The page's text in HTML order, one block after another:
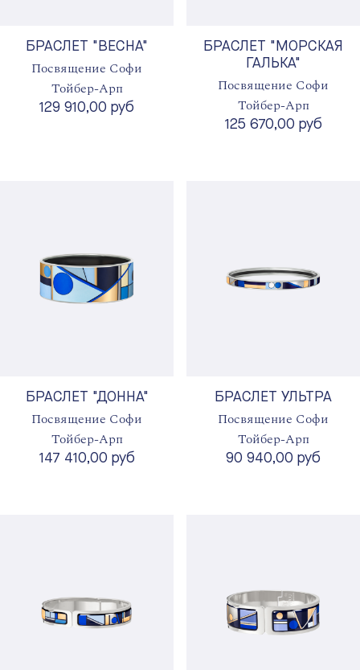
БРАСЛЕТ "ВЕСНА"
Посвящение Софи
Тойбер-Арп
129 910,00 руб
БРАСЛЕТ "МОРСКАЯ
ГАЛЬКА"
Посвящение Софи
Тойбер-Арп
125 670,00 руб
БРАСЛЕТ "ДОННА"
Посвящение Софи
Тойбер-Арп
147 410,00 руб
БРАСЛЕТ УЛЬТРА
Посвящение Софи
Тойбер-Арп
90 940,00 руб